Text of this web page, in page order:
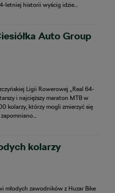
letniej historii wyścig idzie…
Auto Group
Ligii Rowerowej „Real 64-
i najcięższy maraton MTB w
kolarzy, którzy mogli zmierzyć się
zapomniano…
kolarzy
młodych zawodników z Huzar Bike